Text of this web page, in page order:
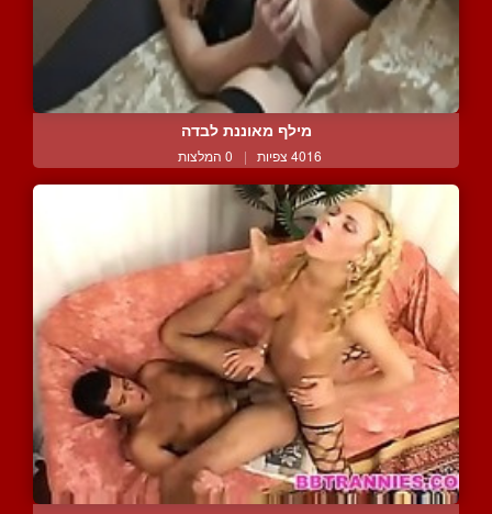
מילף מאוננת לבדה
4016 צפיות | 0 המלצות